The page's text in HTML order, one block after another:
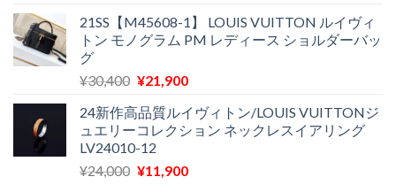
で
し
¥18,300
で
価
格
¥27,200
し
た。
の
価
は
で
す。
21SS【M45608-1】 LOUIS VUITTON ルイヴィ
トン モノグラム PM レディース ショルダーバッ
グ
¥30,400 元
価
格
は
¥30,400
¥21,900現
の
価
は
24新作高品質ルイヴィトン/LOUIS VUITTONジ
ュエリーコレクション ネックレスイアリング
LV24010-12
¥24,000 元
¥11,900現